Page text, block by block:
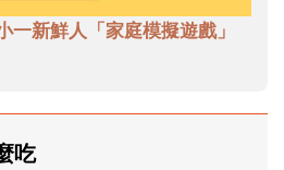
一新鮮人「家庭模擬遊戲」
吃